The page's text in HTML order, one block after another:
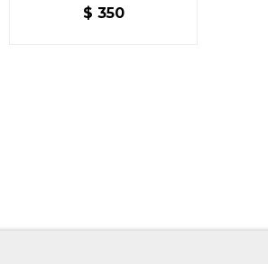
MASCOTAS CAPITAS 10
$ 350